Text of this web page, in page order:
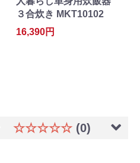
３合炊き MKT10102
16,390円
☆☆☆☆☆ (0)